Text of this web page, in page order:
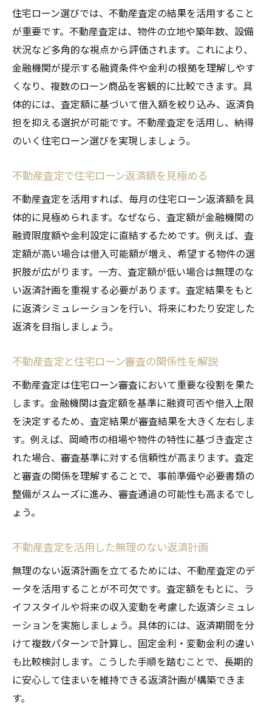
金利交渉を考えるなら不動産査定が鍵
不動産査定結果で住宅ローン金利交渉を有
利に
金利交渉時に重要な不動産査定のポイント
不動産査定を活かした住宅ローン条件改善
策
金利交渉で査定情報を効果的に伝える方法
住宅ローン金利交渉は査定の活用が決め手
不動産査定が金利交渉の成功率を高める理
変動金利と固定金利の違いを徹底解説
不動産査定で比較する変動金利と固定金利
の特徴
住宅ローン選択時に悩む金利タイプと査定
の活用法
不動産査定が変動金利・固定金利選びに与
える影響
考える
住宅ローン返済額は金利タイプと査定でど
う変わる？
不動産査定を踏まえた金利タイプ選択のポ
イント
繰り上げ返済を見据えた資金計画のポイント
不動産査定をもとに繰り上げ返済計画を立
てる
繰り上げ返済がもたらす返済額への影響と
不動産査定と資金計画で賢く繰り上げ返済
を実現
査定結果を活かした住宅ローン返済の見直
し方法
住宅ローン繰り上げ返済の適切なタイミン
グと査定
住宅ローン選びでは、不動産査定の結果を活用すること
が重要です。不動産査定は、物件の立地や築年数、設備
状況など多角的な視点から評価されます。これにより、
金融機関が提示する融資条件や金利の根拠を理解しやす
くなり、複数のローン商品を客観的に比較できます。具
体的には、査定額に基づいて借入額を絞り込み、返済負
担を抑える選択が可能です。不動産査定を活用し、納得
のいく住宅ローン選びを実現しましょう。
不動産査定で住宅ローン返済額を見極める
不動産査定を活用すれば、毎月の住宅ローン返済額を具
体的に見極められます。なぜなら、査定額が金融機関の
融資限度額や金利設定に直結するためです。例えば、査
定額が高い場合は借入可能額が増え、希望する物件の選
択肢が広がります。一方、査定額が低い場合は無理のな
い返済計画を重視する必要があります。査定結果をもと
に返済シミュレーションを行い、将来にわたり安定した
返済を目指しましょう。
不動産査定と住宅ローン審査の関係性を解説
不動産査定は住宅ローン審査において重要な役割を果た
します。金融機関は査定額を基準に融資可否や借入上限
を決定するため、査定結果が審査結果を大きく左右しま
す。例えば、岡崎市の相場や物件の特性に基づき査定さ
れた場合、審査基準に対する信頼性が高まります。査定
と審査の関係を理解することで、事前準備や必要書類の
整備がスムーズに進み、審査通過の可能性も高まるでし
ょう。
不動産査定を活用した無理のない返済計画
無理のない返済計画を立てるためには、不動産査定のデ
ータを活用することが不可欠です。査定額をもとに、ラ
イフスタイルや将来の収入変動を考慮した返済シミュレ
ーションを実施しましょう。具体的には、返済期間を分
けて複数パターンで計算し、固定金利・変動金利の違い
も比較検討します。こうした手順を踏むことで、長期的
に安心して住まいを維持できる返済計画が構築できま
す。